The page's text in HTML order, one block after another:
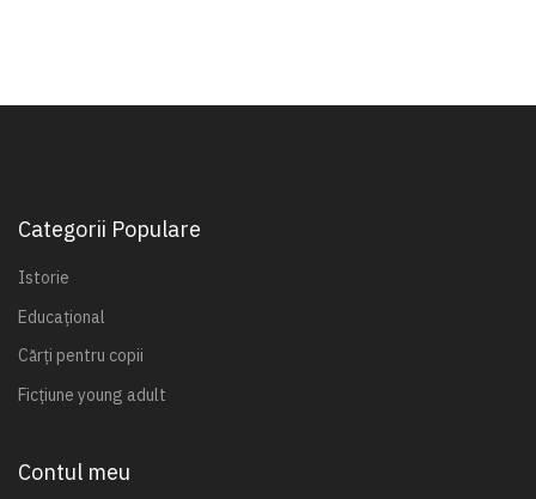
Categorii Populare
Istorie
Educațional
Cărți pentru copii
Ficțiune young adult
Contul meu